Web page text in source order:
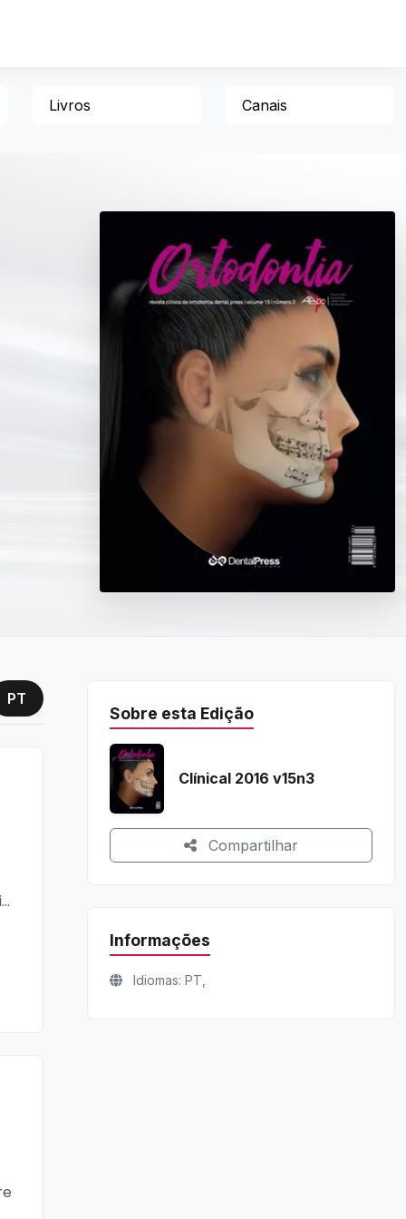
Livros Canais
PT
Sobre esta Edição
Clínical 2016 v15n3
Compartilhar
Informações
Idiomas: PT,